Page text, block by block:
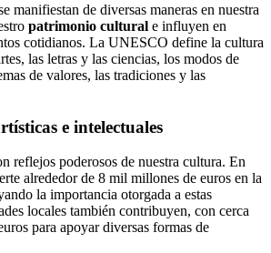
manifiestan de diversas maneras en nuestra
patrimonio cultural e influyen en
cotidianos. La UNESCO define la cultura
las letras y las ciencias, los modos de
de valores, las tradiciones y las
e intelectuales
reflejos poderosos de nuestra cultura. En
alrededor de 8 mil millones de euros en la
la importancia otorgada a estas
locales también contribuyen, con cerca
para apoyar diversas formas de